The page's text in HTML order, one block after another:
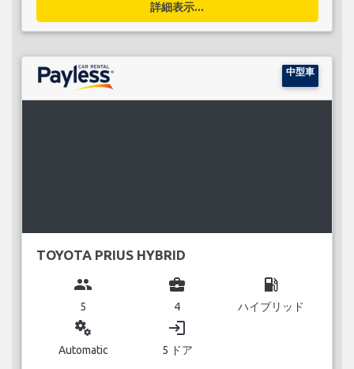
詳細表示...
中型車
TOYOTA PRIUS HYBRID
group
5
business_center
4
local_gas_station
ハイブリッド
miscellaneous_services
Automatic
login
5 ドア